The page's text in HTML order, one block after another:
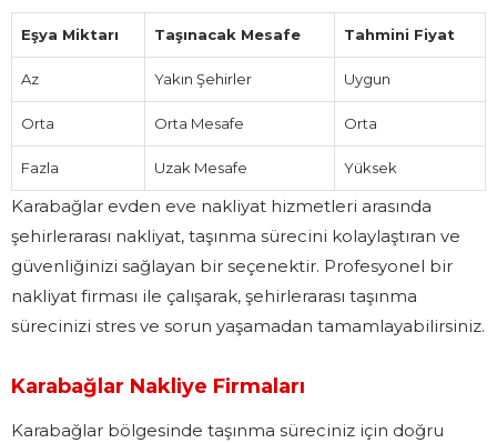
Eşya Miktarı Taşınacak Mesafe Tahmini Fiyat
Az Yakın Şehirler Uygun
Orta Orta Mesafe Orta
Fazla Uzak Mesafe Yüksek
Karabağlar evden eve nakliyat hizmetleri arasında
şehirlerarası nakliyat, taşınma sürecini kolaylaştıran ve
güvenliğinizi sağlayan bir seçenektir. Profesyonel bir
nakliyat firması ile çalışarak, şehirlerarası taşınma
sürecinizi stres ve sorun yaşamadan tamamlayabilirsiniz.
Karabağlar Nakliye Firmaları
Karabağlar bölgesinde taşınma süreciniz için doğru